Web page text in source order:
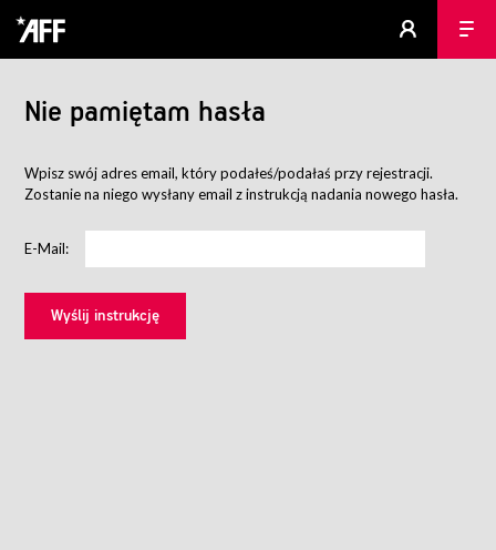
Nie pamiętam hasła
Wpisz swój adres email, który podałeś/podałaś przy rejestracji.
Zostanie na niego wysłany email z instrukcją nadania nowego hasła.
E-Mail: